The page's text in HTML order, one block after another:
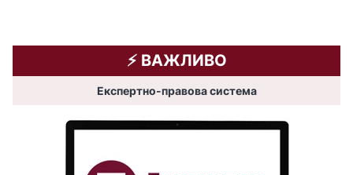
⚡️ ВАЖЛИВО
Експертно-правова система